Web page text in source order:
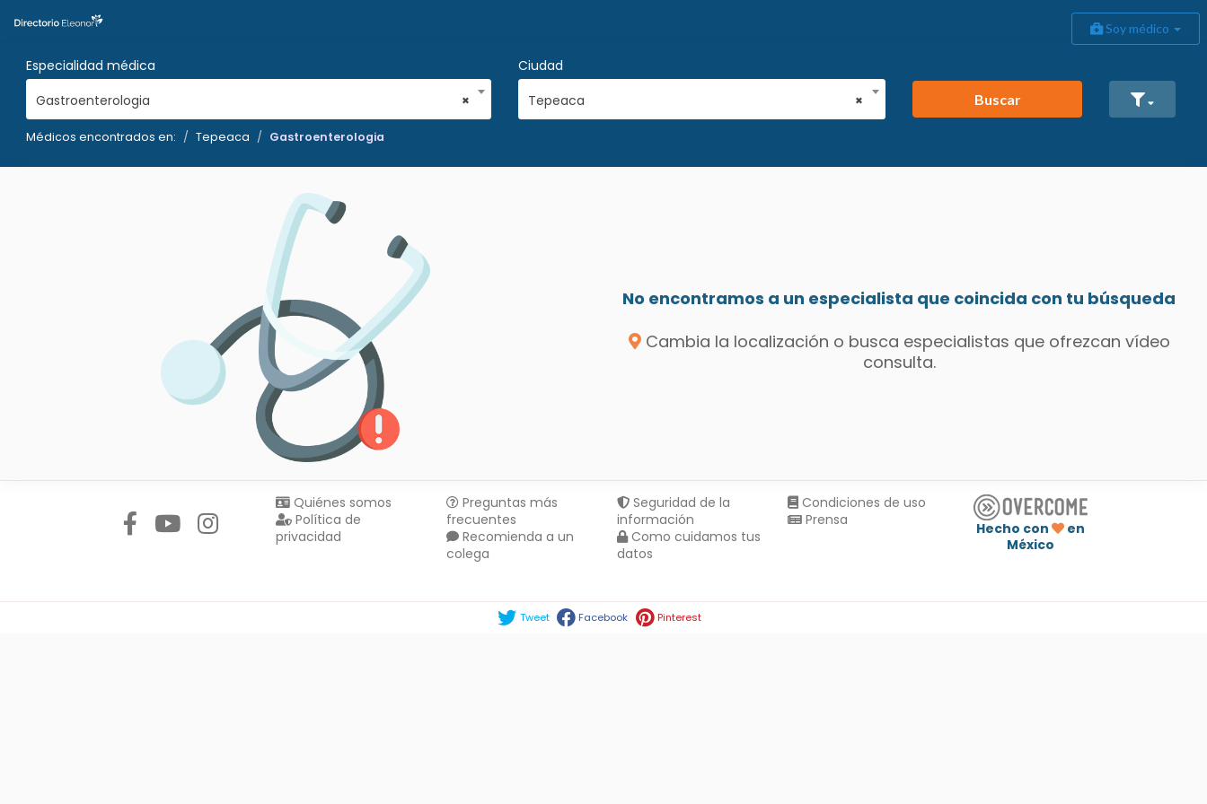
Soy médico
Especialidad médica
×
Gastroenterologia
Ciudad
×
Tepeaca Buscar
Médicos encontrados en: Tepeaca Gastroenterologia
No encontramos a un especialista que coincida con tu búsqueda
Cambia la localización o busca especialistas que ofrezcan vídeo
consulta.
Quiénes somos
Política de
privacidad
Preguntas más
frecuentes
Recomienda a un
colega
Seguridad de la
información
Como cuidamos tus
datos
Condiciones de uso
Prensa
Hecho con
en
México
Tweet Facebook Pinterest